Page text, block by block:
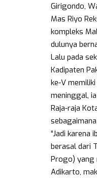
Girigondo,
Mas Riyo
kompleks
dulunya
Lalu pada
Kadipaten
ke-V
meninggal,
Raja-raja
“Jadi karena
berasal dari
Progo) yang
Adikarto,